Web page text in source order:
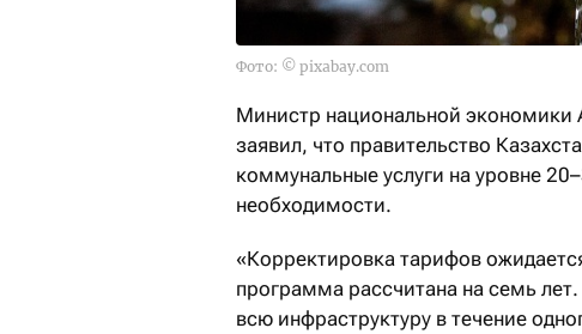
Фото: © pixabay.com
Министр национальной экономики
заявил, что правительство
коммунальные услуги на уровне
необходимости.
«Корректировка тарифов
программа рассчитана на семь
всю инфраструктуру в течение